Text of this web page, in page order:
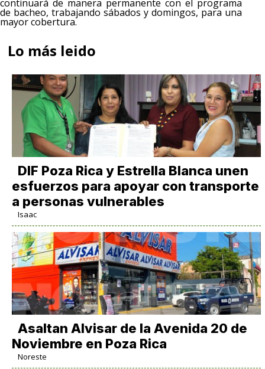
continuará de manera permanente con el programa
de bacheo, trabajando sábados y domingos, para una
mayor cobertura.
Lo más leido
DIF Poza Rica y Estrella Blanca unen
esfuerzos para apoyar con transporte
a personas vulnerables
Isaac
Asaltan Alvisar de la Avenida 20 de
Noviembre en Poza Rica
Noreste